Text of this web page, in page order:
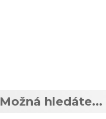
Možná hledáte...